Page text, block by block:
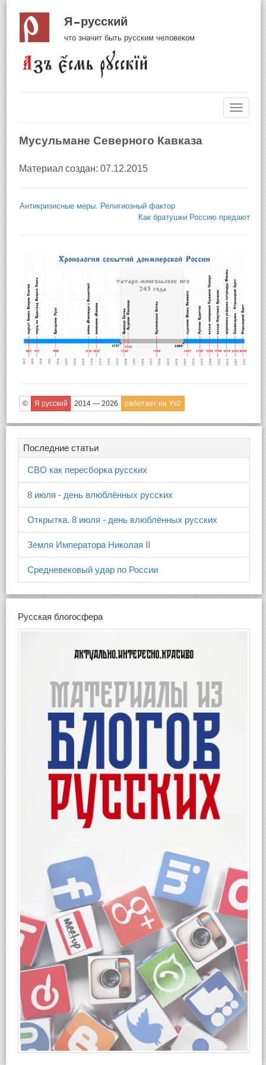
Я русский
что значит быть русским человеком
Мусульмане Северного Кавказа
Материал создан: 07.12.2015
Антикризисные меры. Религиозный фактор
Как братушки Россию предают
© Я русский 2014 — 2026 работает на Yii2
Последние статьи
СВО как пересборка русских
8 июля - день влюблённых русских
Открытка. 8 июля - день влюблённых русских
Земля Императора Николая II
Средневековый удар по России
Русская блогосфера